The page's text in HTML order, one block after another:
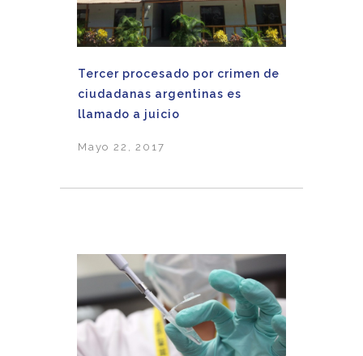
Tercer procesado por crimen de
ciudadanas argentinas es
llamado a juicio
Mayo 22, 2017